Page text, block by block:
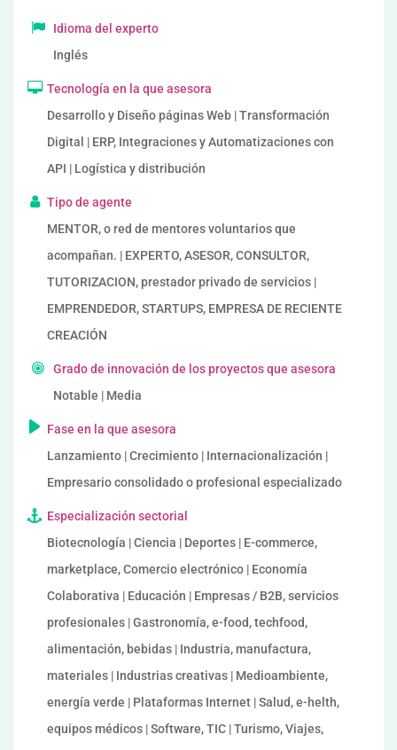
Idioma del experto
Inglés
Tecnología en la que asesora
Desarrollo y Diseño páginas Web | Transformación
Digital | ERP, Integraciones y Automatizaciones con
API | Logística y distribución
Tipo de agente
MENTOR, o red de mentores voluntarios que
acompañan. | EXPERTO, ASESOR, CONSULTOR,
TUTORIZACION, prestador privado de servicios |
EMPRENDEDOR, STARTUPS, EMPRESA DE RECIENTE
CREACIÓN
Grado de innovación de los proyectos que asesora
Notable | Media
Fase en la que asesora
Lanzamiento | Crecimiento | Internacionalización |
Empresario consolidado o profesional especializado
Especialización sectorial
Biotecnología | Ciencia | Deportes | E-commerce,
marketplace, Comercio electrónico | Economía
Colaborativa | Educación | Empresas / B2B, servicios
profesionales | Gastronomía, e-food, techfood,
alimentación, bebidas | Industria, manufactura,
materiales | Industrias creativas | Medioambiente,
energía verde | Plataformas Internet | Salud, e-helth,
equipos médicos | Software, TIC | Turismo, Viajes,